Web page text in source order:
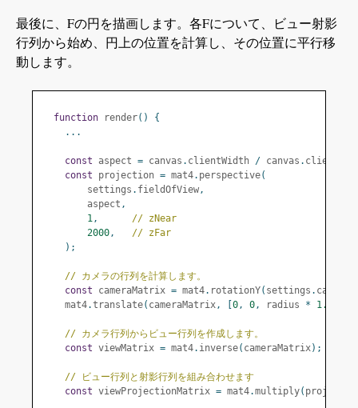
最後に、Fの円を描画します。各Fについて、ビュー射影
行列から始め、円上の位置を計算し、その位置に平行移
動します。
function render()
{
...
const aspect = canvas . clientWidth / canvas .
const projection = mat4. perspective(
        settings
. fieldOfView,
        aspect
,
1,
// zNear
2000,
// zFar
);
// カメラの行列を計算します。
const cameraMatrix = mat4. rotationY( settings .
    mat4
.translate( cameraMatrix, 0, 0, radius * 1.5
// カメラ行列からビュー行列を作成します。
const viewMatrix = mat4. inverse( cameraMatrix);
// ビュー行列と射影行列を組み合わせます
const viewProjectionMatrix = mat4.multiply(